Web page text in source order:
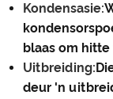
Kondensasie:
blaas om
Uitbreiding:
deur 'n